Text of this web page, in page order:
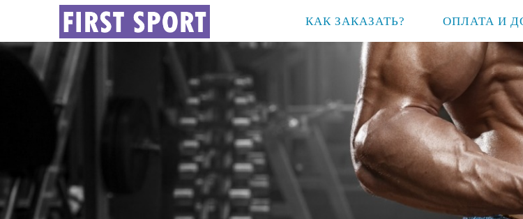
КАК ЗАКАЗАТЬ? ОПЛАТА И